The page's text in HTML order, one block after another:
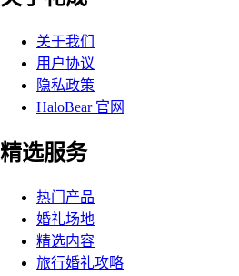
关于我们
用户协议
隐私政策
HaloBear 官网
精选服务
热门产品
婚礼场地
精选内容
旅行婚礼攻略